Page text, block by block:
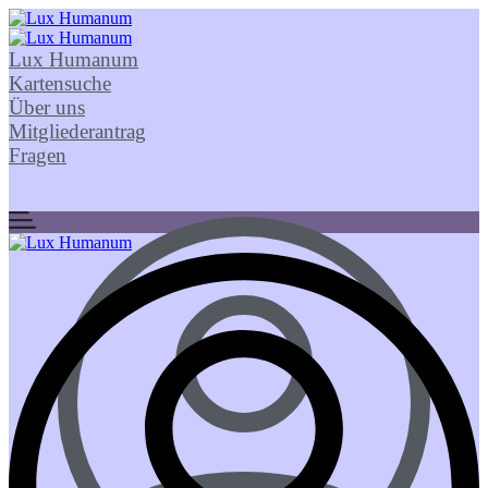
Lux Humanum
Kartensuche
Über uns
Mitgliederantrag
Fragen